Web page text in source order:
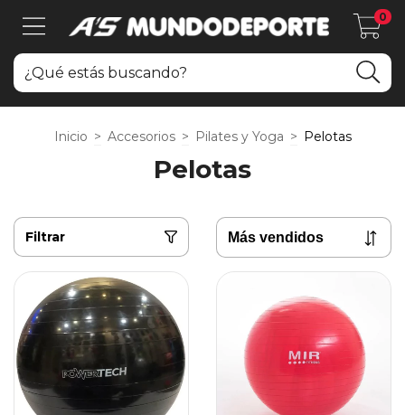
0
Inicio > Accesorios > Pilates y Yoga > Pelotas
Pelotas
Filtrar